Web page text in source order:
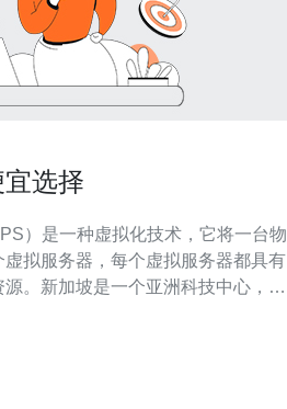
选择
）是一种虚拟化技术，它将一台物
拟服务器，每个虚拟服务器都具有
。新加坡是一个亚洲科技中心，拥
托管的热门目的地之一。 选择